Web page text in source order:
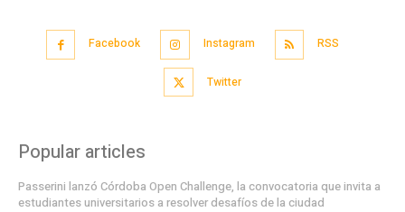
Facebook Instagram RSS
Twitter
Popular articles
Passerini lanzó Córdoba Open Challenge, la convocatoria que invita a
estudiantes universitarios a resolver desafíos de la ciudad